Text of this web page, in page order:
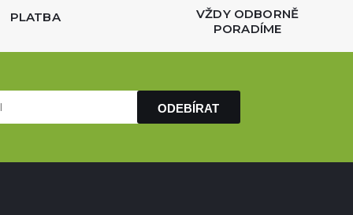
PLATBA
VŽDY ODBORNĚ
PORADÍME
ODEBÍRAT